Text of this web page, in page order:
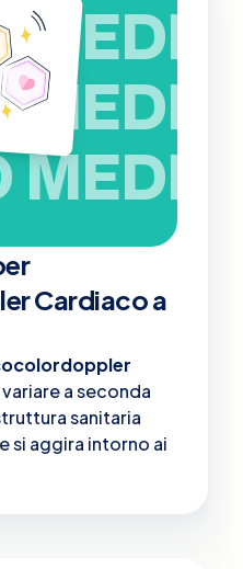
MEDIO
MEDIO
MEDIO
Cardiaco a
a seconda
sanitaria
si aggira intorno ai